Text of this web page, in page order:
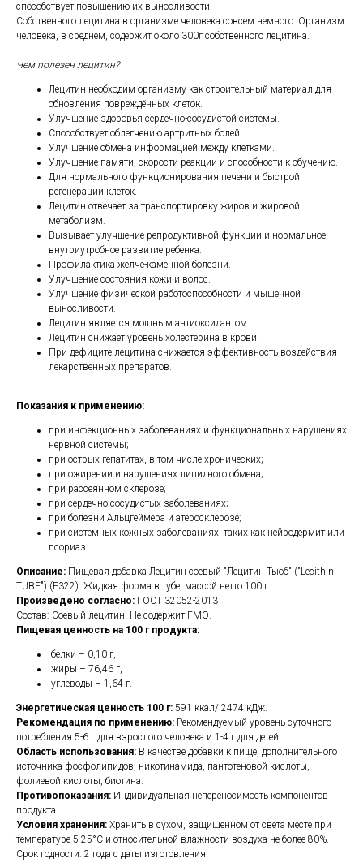
способствует повышению их выносливости.
Собственного лецитина в организме человека совсем немного. Организм
человека, в среднем, содержит около 300г собственного лецитина.
Чем полезен лецитин?
Лецитин необходим организму как строительный материал для
обновления повреждённых клеток.
Улучшение здоровья сердечно-сосудистой системы.
Способствует облегчению артритных болей.
Улучшение обмена информацией между клетками.
Улучшение памяти, скорости реакции и способности к обучению.
Для нормального функционирования печени и быстрой
регенерации клеток.
Лецитин отвечает за транспортировку жиров и жировой
метаболизм.
Вызывает улучшение репродуктивной функции и нормальное
внутриутробное развитие ребенка.
Профилактика желче-каменной болезни.
Улучшение состояния кожи и волос.
Улучшение физической работоспособности и мышечной
выносливости.
Лецитин является мощным антиоксидантом.
Лецитин снижает уровень холестерина в крови.
При дефиците лецитина снижается эффективность воздействия
лекарственных препаратов.
Показания к применению:
при инфекционных заболеваниях и функциональных нарушениях
нервной системы;
при острых гепатитах, в том числе хронических;
при ожирении и нарушениях липидного обмена;
при рассеянном склерозе;
при сердечно-сосудистых заболеваниях;
при болезни Альцгеймера и атеросклерозе;
при системных кожных заболеваниях, таких как нейродермит или
псориаз.
Описание: Пищевая добавка Лецитин соевый "Лецитин Тьюб" ("Lecithin
TUBE") (E322). Жидкая форма в тубе, массой нетто 100 г.
Произведено согласно: ГОСТ 32052-2013
Состав: Соевый лецитин. Не содержит ГМО.
Пищевая ценность на 100 г продукта:
белки – 0,10 г,
жиры – 76,46 г,
углеводы – 1,64 г.
Энергетическая ценность 100 г: 591 ккал/ 2474 кДж.
Рекомендация по применению: Рекомендуемый уровень суточного
потребления 5-6 г для взрослого человека и 1-4 г для детей.
Область использования: В качестве добавки к пище, дополнительного
источника фосфолипидов, никотинамида, пантотеновой кислоты,
фолиевой кислоты, биотина.
Противопоказания: Индивидуальная непереносимость компонентов
продукта.
Условия хранения: Хранить в сухом, защищенном от света месте при
температуре 5-25°С и относительной влажности воздуха не более 80%.
Срок годности: 2 года с даты изготовления.